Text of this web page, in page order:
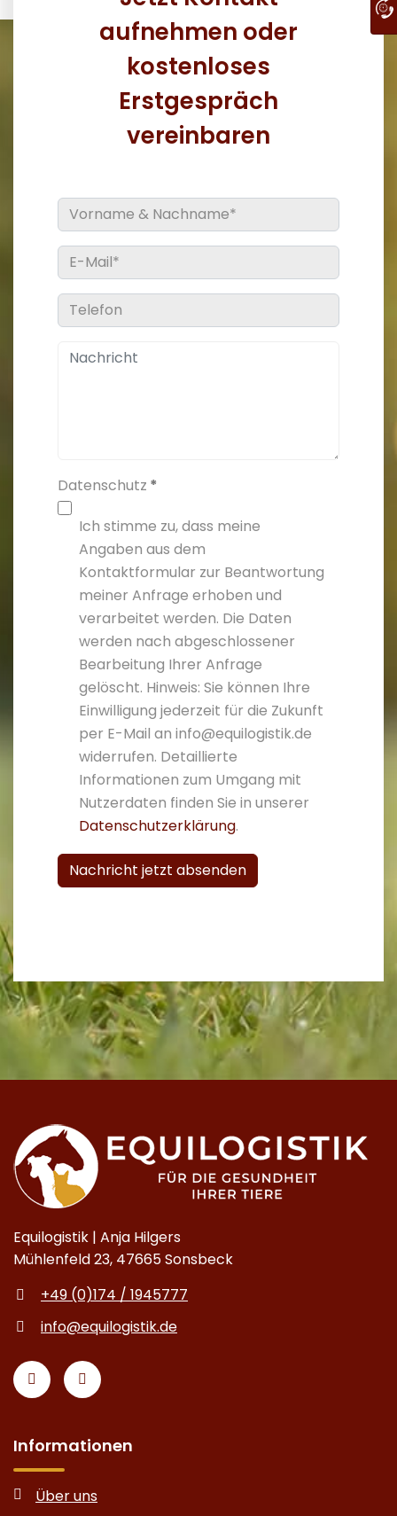
aufnehmen oder
kostenloses
Erstgespräch
vereinbaren
Datenschutz *
Ich stimme zu, dass meine
Angaben aus dem
Kontaktformular zur Beantwortung
meiner Anfrage erhoben und
verarbeitet werden. Die Daten
werden nach abgeschlossener
Bearbeitung Ihrer Anfrage
gelöscht. Hinweis: Sie können Ihre
Einwilligung jederzeit für die Zukunft
per E-Mail an info@equilogistik.de
widerrufen. Detaillierte
Informationen zum Umgang mit
Nutzerdaten finden Sie in unserer
Datenschutzerklärung.
Nachricht jetzt absenden
Equilogistik | Anja Hilgers
Mühlenfeld 23, 47665 Sonsbeck
+49 (0)174 / 1945777
info@equilogistik.de
Informationen
Über uns